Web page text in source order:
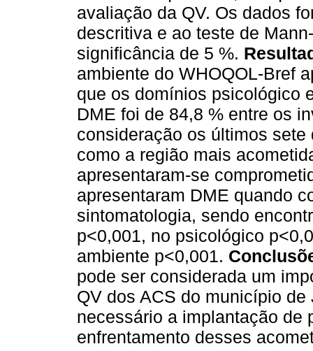
avaliação da QV. Os dados
descritiva e ao teste de
significância de 5 %.
ambiente do WHOQOL-Bref
que os domínios psicológico
DME foi de 84,8 % entre os
consideração os últimos
como a região mais
apresentaram-se
apresentaram DME quando
sintomatologia, sendo
p<0,001, no psicológico
ambiente p<0,001.
pode ser considerada um
QV dos ACS do município
necessário a implantação
enfrentamento desses